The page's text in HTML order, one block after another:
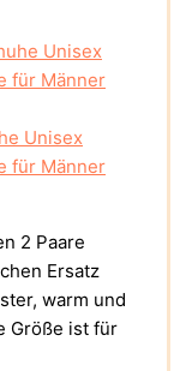
Unisex
für Männer
2 Paare
Ersatz
warm und
Größe ist für